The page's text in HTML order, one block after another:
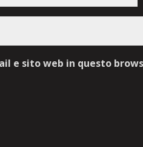
e sito web in questo